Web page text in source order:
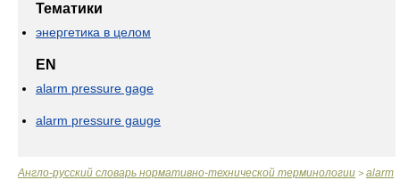
Тематики
энергетика в целом
EN
alarm pressure gage
alarm pressure gauge
Англо-русский словарь нормативно-технической терминологии > alarm